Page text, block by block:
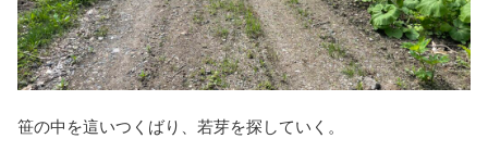
笹の中を這いつくばり、若芽を探していく。